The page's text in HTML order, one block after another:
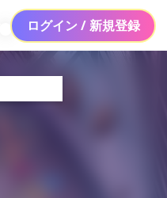
ログイン / 新規登録